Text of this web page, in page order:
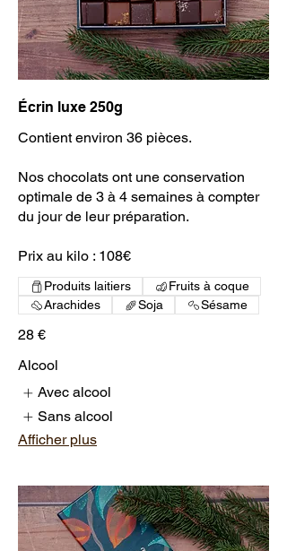
Écrin luxe 250g
Contient environ 36 pièces.
Nos chocolats ont une conservation
optimale de 3 à 4 semaines à compter
du jour de leur préparation.
Prix au kilo : 108€
28 €
Produits laitiers
Fruits à coque
Arachides
Soja Sésame
Alcool
Avec alcool
Sans alcool
Afficher plus